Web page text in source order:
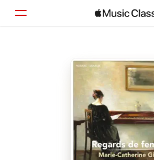
Startseite